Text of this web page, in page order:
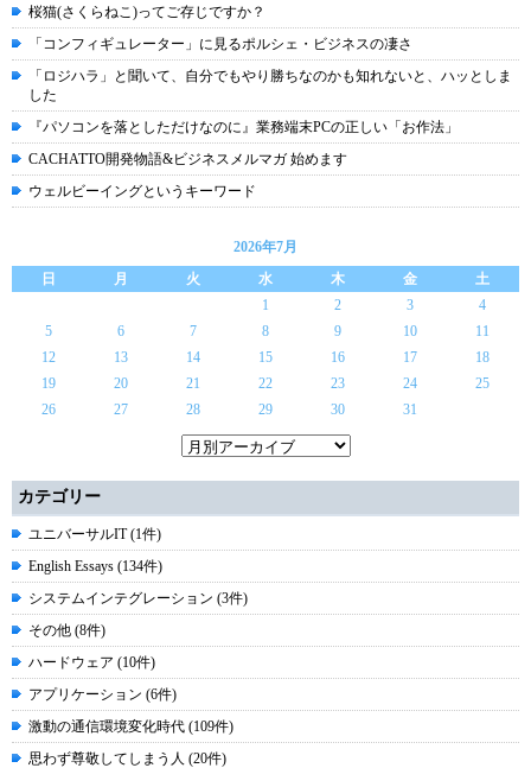
桜猫(さくらねこ)ってご存じですか？
「コンフィギュレーター」に見るポルシェ・ビジネスの凄さ
「ロジハラ」と聞いて、自分でもやり勝ちなのかも知れないと、ハッとしま
した
『パソコンを落としただけなのに』業務端末PCの正しい「お作法」
CACHATTO開発物語&ビジネスメルマガ 始めます
ウェルビーイングというキーワード
2026年7月
日
月 火 水 木 金
土
1
2 3
4
5
6 7 8 9 10
11
12
13 14 15 16 17
18
19
20 21 22 23 24
25
26
27 28 29 30 31
カテゴリー
ユニバーサルIT (1件)
English Essays (134件)
システムインテグレーション (3件)
その他 (8件)
ハードウェア (10件)
アプリケーション (6件)
激動の通信環境変化時代 (109件)
思わず尊敬してしまう人 (20件)